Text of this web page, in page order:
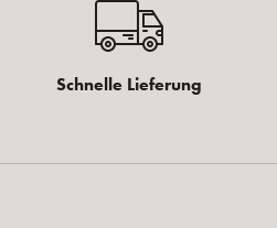
Schnelle Lieferung